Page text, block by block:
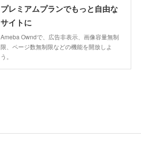
プレミアムプランでもっと自由な
サイトに
Ameba Owndで、広告非表示、画像容量無制
限、ページ数無制限などの機能を開放しよ
う。